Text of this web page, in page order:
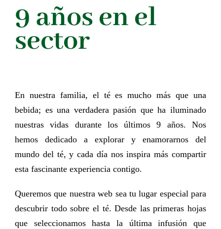
9 años en el
sector
En nuestra familia, el té es mucho más que una
bebida; es una verdadera pasión que ha iluminado
nuestras vidas durante los últimos 9 años. Nos
hemos dedicado a explorar y enamorarnos del
mundo del té, y cada día nos inspira más compartir
esta fascinante experiencia contigo.
Queremos que nuestra web sea tu lugar especial para
descubrir todo sobre el té. Desde las primeras hojas
que seleccionamos hasta la última infusión que